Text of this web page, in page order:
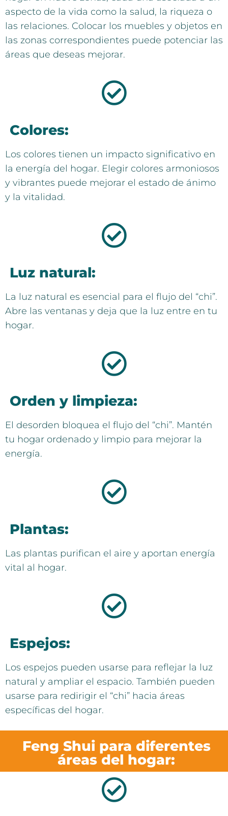
aspecto de la vida como la salud, la riqueza o
las relaciones. Colocar los muebles y objetos en
las zonas correspondientes puede potenciar las
áreas que deseas mejorar.
Colores:
Los colores tienen un impacto significativo en
la energía del hogar. Elegir colores armoniosos
y vibrantes puede mejorar el estado de ánimo
y la vitalidad.
Luz natural:
La luz natural es esencial para el flujo del “chi”.
Abre las ventanas y deja que la luz entre en tu
hogar.
Orden y limpieza:
El desorden bloquea el flujo del “chi”. Mantén
tu hogar ordenado y limpio para mejorar la
energía.
Plantas:
Las plantas purifican el aire y aportan energía
vital al hogar.
Espejos:
Los espejos pueden usarse para reflejar la luz
natural y ampliar el espacio. También pueden
usarse para redirigir el “chi” hacia áreas
específicas del hogar.
Feng Shui para diferentes
áreas del hogar: